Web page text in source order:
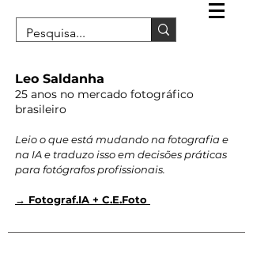
Leo Saldanha
25 anos no mercado fotográfico
brasileiro
Leio o que está mudando na fotografia e
na IA e traduzo isso em decisões práticas
para fotógrafos profissionais.
→ Fotograf.IA + C.E.Foto